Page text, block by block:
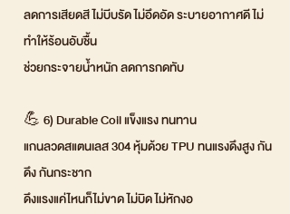
ลดการเสียดสี ไม่บีบรัด ไม่อึดอัด ระบายอากาศดี ไม่
ทำให้ร้อนอับชื้น
ช่วยกระจายน้ำหนัก ลดการกดทับ
💪 6) Durable Coil แข็งแรง ทนทาน
แกนลวดสแตนเลส 304 หุ้มด้วย TPU ทนแรงดึงสูง กัน
ดึง กันกระชาก
ดึงแรงแค่ไหนก็ไม่ขาด ไม่บิด ไม่หักงอ